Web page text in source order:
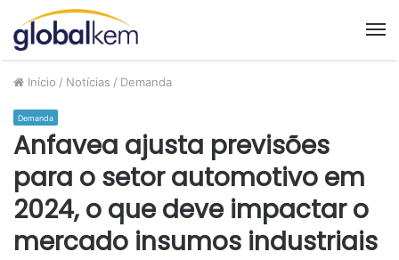
Início / Notícias / Demanda
Demanda
Anfavea ajusta previsões
para o setor automotivo em
2024, o que deve impactar o
mercado insumos industriais